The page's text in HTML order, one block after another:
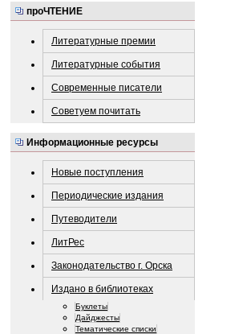
проЧТЕНИЕ
Литературные премии
Литературные события
Современные писатели
Советуем почитать
Информационные ресурсы
Новые поступления
Периодические издания
Путеводители
ЛитРес
Законодательство г. Орска
Издано в библиотеках
Буклеты
Дайджесты
Тематические списки